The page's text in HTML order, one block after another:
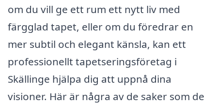
om du vill ge ett rum ett nytt liv med
färgglad tapet, eller om du föredrar en
mer subtil och elegant känsla, kan ett
professionellt tapetseringsföretag i
Skällinge hjälpa dig att uppnå dina
visioner. Här är några av de saker som de